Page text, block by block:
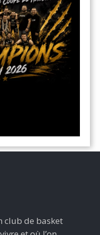
club de basket